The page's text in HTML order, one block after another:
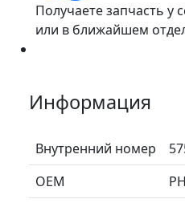
Получаете запчасть у
или в ближайшем
Информация
Внутренний номер
ОЕМ